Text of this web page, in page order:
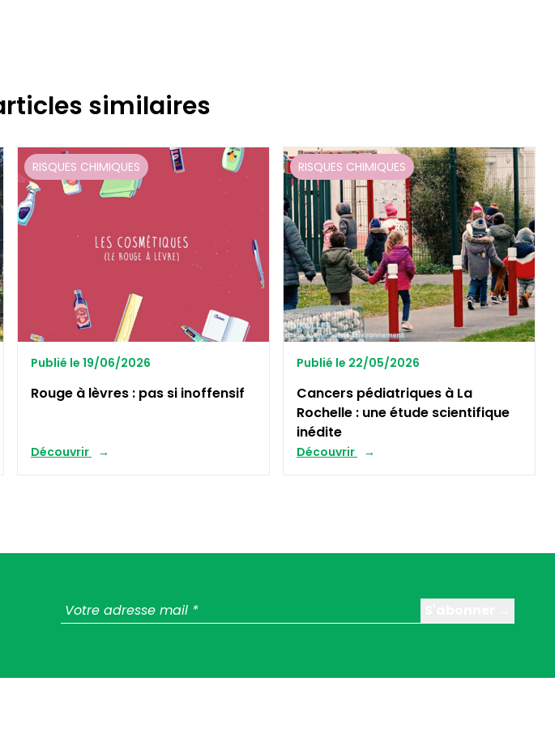
similaires
RISQUES CHIMIQUES
Publié le 19/06/2026
Rouge à lèvres : pas si inoffensif
Découvrir
RISQUES CHIMIQUES
Publié le 22/05/2026
Cancers pédiatriques à La
Rochelle : une étude scientifique
inédite
Découvrir